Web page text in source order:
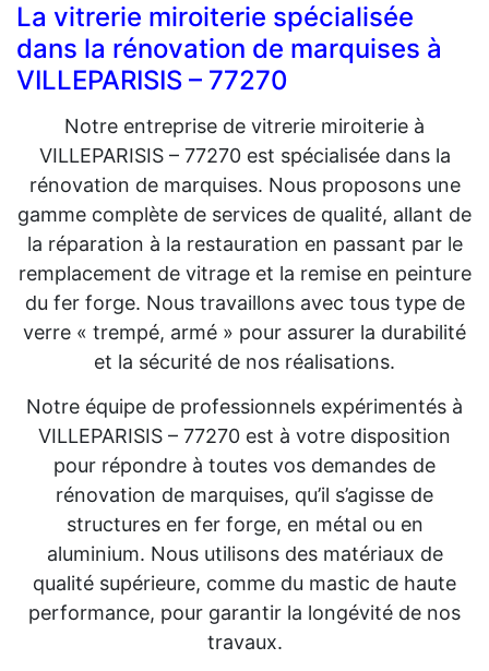
La vitrerie miroiterie spécialisée
dans la rénovation de marquises à
VILLEPARISIS – 77270
Notre entreprise de vitrerie miroiterie à
VILLEPARISIS – 77270 est spécialisée dans la
rénovation de marquises. Nous proposons une
gamme complète de services de qualité, allant de
la réparation à la restauration en passant par le
remplacement de vitrage et la remise en peinture
du fer forge. Nous travaillons avec tous type de
verre « trempé, armé » pour assurer la durabilité
et la sécurité de nos réalisations.
Notre équipe de professionnels expérimentés à
VILLEPARISIS – 77270 est à votre disposition
pour répondre à toutes vos demandes de
rénovation de marquises, qu’il s’agisse de
structures en fer forge, en métal ou en
aluminium. Nous utilisons des matériaux de
qualité supérieure, comme du mastic de haute
performance, pour garantir la longévité de nos
travaux.